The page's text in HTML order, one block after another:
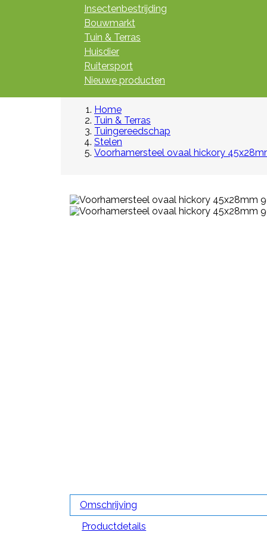
Insectenbestrijding
Bouwmarkt
Tuin & Terras
Huisdier
Ruitersport
Nieuwe producten
Home
Tuin & Terras
Tuingereedschap
Stelen
Voorhamersteel ovaal hickory
Omschrijving
Productdetails